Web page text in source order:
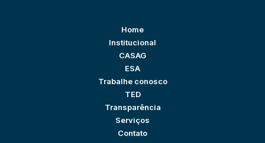
Home
Institucional
CASAG
ESA
Trabalhe conosco
TED
Transparência
Serviços
Contato